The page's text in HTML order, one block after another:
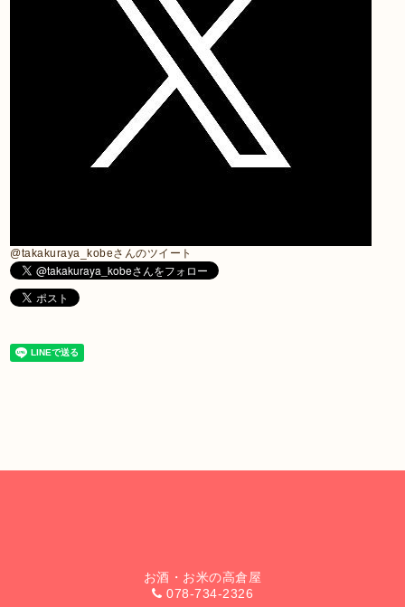
@takakuraya_kobeさんのツイート
お酒・お米の高倉屋
078-734-2326